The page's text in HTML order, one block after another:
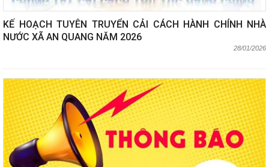
KẾ HOẠCH TUYÊN TRUYỂN CẢI CÁCH HÀNH CHÍNH NHÀ
NƯỚC XÃ AN QUANG NĂM 2026
28/01/2026